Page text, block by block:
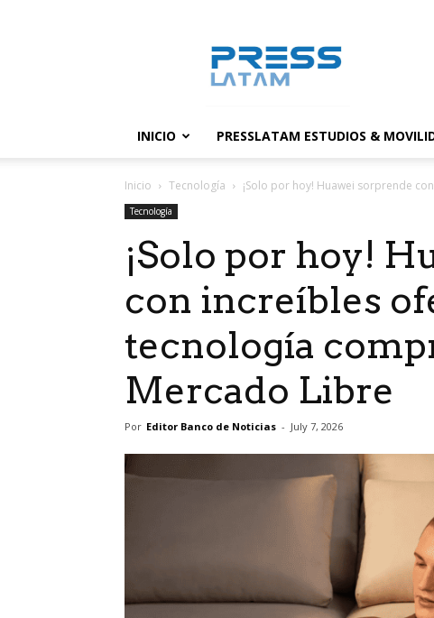
noticias
INICIO PRESSLATAM ESTUDIOS &
Inicio Tecnología ¡Solo por hoy! Huawei sorprende
Tecnología
¡Solo por hoy!
con increíbles
tecnología
Mercado Libre
Por Editor Banco de Noticias - July 7, 2026